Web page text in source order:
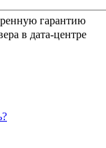
гарантию
в дата-центре